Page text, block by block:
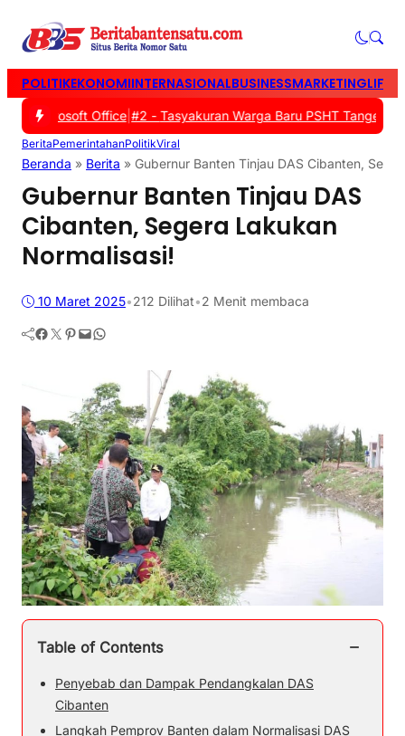
POLITIKEKONOMIINTERNASIONALBUSINESSMARKETING
Microsoft Office|#2 -Tasyakuran Warga Baru PSHT Tangerang
BeritaPemerintahanPolitikViral
Beranda » Berita » Gubernur Banten Tinjau DAS Cibanten,
Gubernur Banten Tinjau DAS
Cibanten, Segera Lakukan
Normalisasi!
10 Maret 2025•212 Dilihat•2 Menit membaca
Facebook Twitter Pinterest Mail WhatsApp
Table of Contents −
Penyebab dan Dampak Pendangkalan DAS
Cibanten
Langkah Pemprov Banten dalam Normalisasi DAS